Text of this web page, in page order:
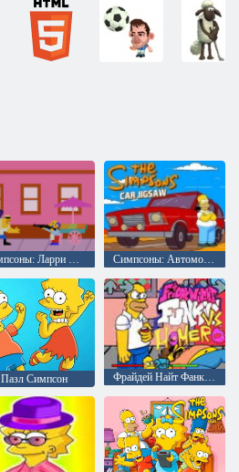
Симпсоны: Ларри мародёр Симпсоны: Автомобиль Симпсонов Пазл
Пазл Симпсон Фрайдей Найт Фанкин против Гомера